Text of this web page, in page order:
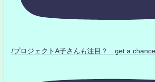
/プロジェクトA子さんも注目？ get a